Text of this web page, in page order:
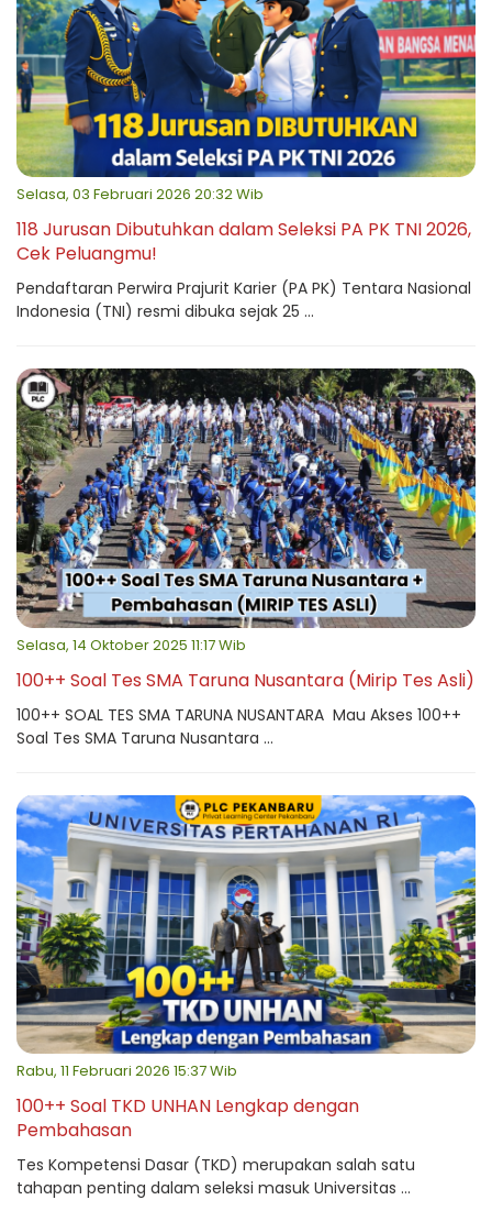
Selasa, 03 Februari 2026 20:32 Wib
118 Jurusan Dibutuhkan dalam Seleksi PA PK TNI 2026,
Cek Peluangmu!
Pendaftaran Perwira Prajurit Karier (PA PK) Tentara Nasional
Indonesia (TNI) resmi dibuka sejak 25 ...
Selasa, 14 Oktober 2025 11:17 Wib
100++ Soal Tes SMA Taruna Nusantara (Mirip Tes Asli)
100++ SOAL TES SMA TARUNA NUSANTARA Mau Akses 100++
Soal Tes SMA Taruna Nusantara ...
Rabu, 11 Februari 2026 15:37 Wib
100++ Soal TKD UNHAN Lengkap dengan
Pembahasan
Tes Kompetensi Dasar (TKD) merupakan salah satu
tahapan penting dalam seleksi masuk Universitas ...